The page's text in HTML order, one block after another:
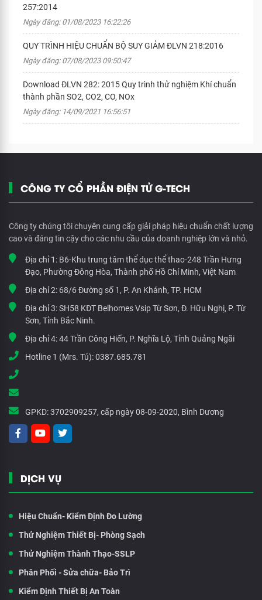
257:2014
Ngày đăng: 01/08/2023 16:22:26
QUY TRÌNH HIỆU CHUẨN BỘ SUY GIẢM ĐLVN 218:2016
Ngày đăng: 07/08/2023 09:50:47
Download ĐLVN 282: 2015 Quy trình thử nghiệm Khí chuẩn
thành phần SO2­, CO2, CO, NOx
Ngày đăng: 14/09/2021 16:56:51
CÔNG TY CỔ PHẦN ĐIỆN TỬ G-TECH
Công ty chúng tôi chuyên cung cấp giải pháp hiệu chuẩn chất lượng
cao và đáng tin cậy cho các nhu cầu của doanh nghiệp lớn và nhỏ.
Địa chỉ 1: B6-Khu trung tâm thể dục thể thao-248 Trần Hưng
Đạo, Phường Đông Hòa, Thành phố Hồ Chí Minh, Việt Nam
Địa chỉ 2: 68/6 Đường số 1, P. An Khánh, TP. HCM
Địa chỉ 3:SH58 KĐT Belhomes Vsip Từ Sơn, Đ. Hữu Nghị, P. Từ
Sơn, Tỉnh Bắc Ninh.
Địa chỉ 4:44 Trần Công Hiến, P. Nghĩa Lộ, Tỉnh Quảng Ngãi
Hotline 1 (Mrs. Tú):0387.685.781
GPKD:3702909257, cấp ngày 08-09-2020, Bình Dương
DỊCH VỤ
Hiệu Chuẩn- Kiểm Định Đo Lường
Thử Nghiệm Thiết Bị- Phòng Sạch
Thử Nghiệm Thành Thạo-SSLP
Phân Phối - Sửa chữa- Bảo Trì
Kiểm Định Thiết Bị An Toàn